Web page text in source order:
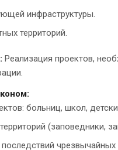
инфраструктуры.
территорий.
Реализация проектов,
больниц, школ,
(заповедники,
чрезвычайных